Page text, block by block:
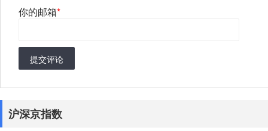
你的邮箱*
提交评论
沪深京指数